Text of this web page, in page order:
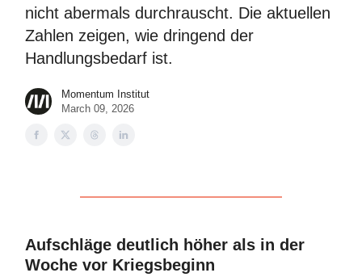
nicht abermals durchrauscht. Die aktuellen
Zahlen zeigen, wie dringend der
Handlungsbedarf ist.
Momentum Institut
March 09, 2026
Aufschläge deutlich höher als in der
Woche vor Kriegsbeginn